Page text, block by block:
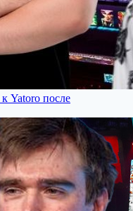
Yatoro после